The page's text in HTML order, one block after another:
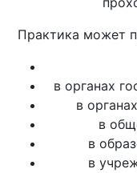
Практика может
в органах
в
в
в
в